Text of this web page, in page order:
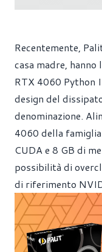
Recentemente,
casa madre,
RTX 4060 Python
design del
denominazione.
4060 della
CUDA e 8 GB di
possibilità di
di riferimento